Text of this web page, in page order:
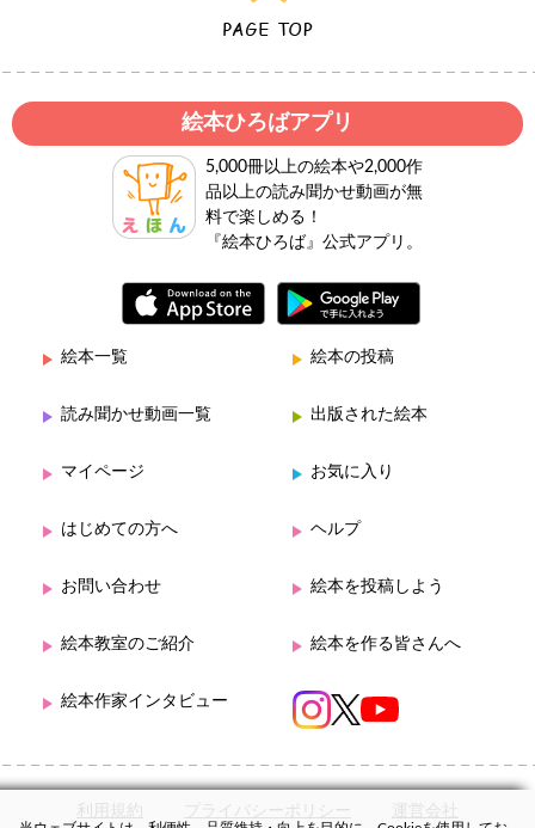
絵本ひろばアプリ
5,000冊以上の絵本や2,000作
品以上の読み聞かせ動画が無
料で楽しめる！
『絵本ひろば』公式アプリ。
絵本一覧 絵本の投稿
読み聞かせ動画一覧 出版された絵本
マイページ お気に入り
はじめての方へ ヘルプ
お問い合わせ 絵本を投稿しよう
絵本教室のご紹介 絵本を作る皆さんへ
絵本作家インタビュー
利用規約 プライバシーポリシー 運営会社